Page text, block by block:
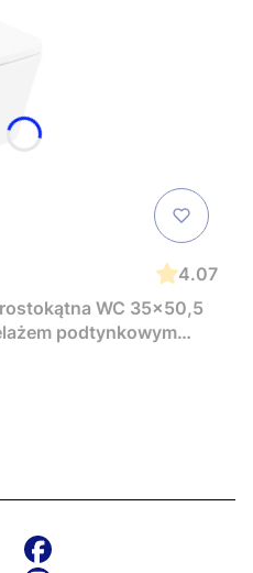
4.07
WC 35x50,5
podtynkowym
TeceNow